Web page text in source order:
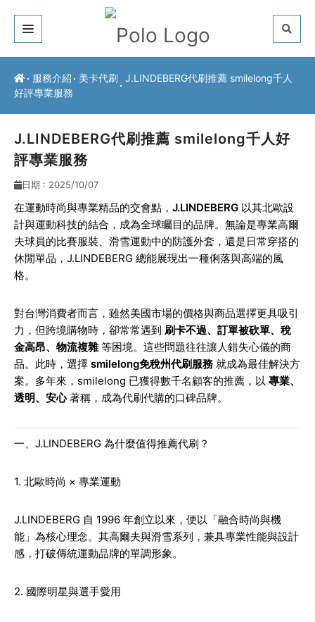
關於我們
服務介紹
常見問題
最新公告
聯絡方式
服務介紹 美卡代刷 J.LINDEBERG代刷推薦 smilelong千人
好評專業服務
J.LINDEBERG代刷推薦 smilelong千人好
評專業服務
日期 : 2025/10/07
在運動時尚與專業精品的交會點， J.LINDEBERG 以其北歐設
計與運動科技的結合，成為全球矚目的品牌。無論是專業高爾
夫球員的比賽服裝、滑雪運動中的防護外套，還是日常穿搭的
休閒單品，J.LINDEBERG 總能展現出一種俐落與高端的風
格。
對台灣消費者而言，雖然美國市場的價格與商品選擇更具吸引
力，但跨境購物時，卻常常遇到 刷卡不過、訂單被砍單、稅
金高昂、物流複雜等困境。這些問題往往讓人錯失心儀的商
品。此時，選擇 smilelong免稅州代刷服務 就成為最佳解決方
案。多年來，smilelong 已獲得數千名顧客的推薦，以 專業、
透明、安心著稱，成為代刷代購的口碑品牌。
一、J.LINDEBERG 為什麼值得推薦代刷？
1. 北歐時尚 × 專業運動
J.LINDEBERG 自 1996 年創立以來，便以「融合時尚與機
能」為核心理念。其高爾夫與滑雪系列，兼具專業性能與設計
感，打破傳統運動品牌的單調形象。
2. 國際明星與選手愛用